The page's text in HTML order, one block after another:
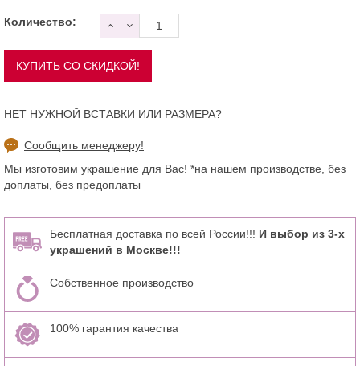
Количество:
НЕТ НУЖНОЙ ВСТАВКИ ИЛИ РАЗМЕРА?
Сообщить менеджеру!
Мы изготовим украшение для Вас! *на нашем производстве, без
доплаты, без предоплаты
Бесплатная доставка по всей России!!! И выбор из 3-х
украшений в Москве!!!
Собственное производство
100% гарантия качества